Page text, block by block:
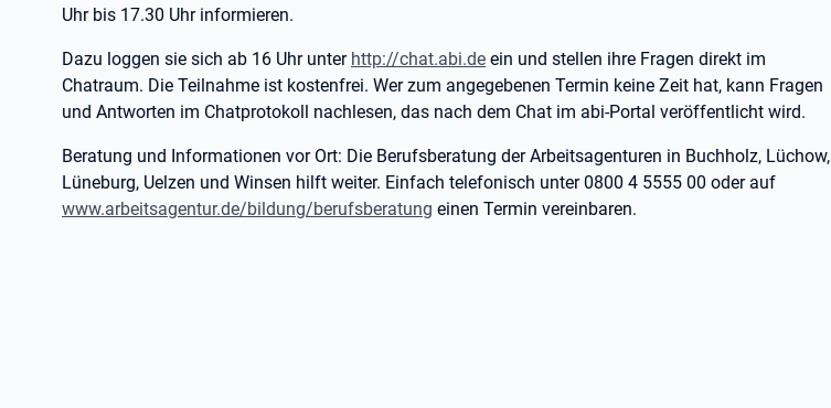
Uhr bis 17.30 Uhr informieren.
Dazu loggen sie sich ab 16 Uhr unter http://chat.abi.de ein und stellen ihre Fragen direkt im
Chatraum. Die Teilnahme ist kostenfrei. Wer zum angegebenen Termin keine Zeit hat, kann Fragen
und Antworten im Chatprotokoll nachlesen, das nach dem Chat im abi-Portal veröffentlicht wird.
Beratung und Informationen vor Ort: Die Berufsberatung der Arbeitsagenturen in Buchholz, Lüchow,
Lüneburg, Uelzen und Winsen hilft weiter. Einfach telefonisch unter 0800 4 5555 00 oder auf
www.arbeitsagentur.de/bildung/berufsberatung einen Termin vereinbaren.